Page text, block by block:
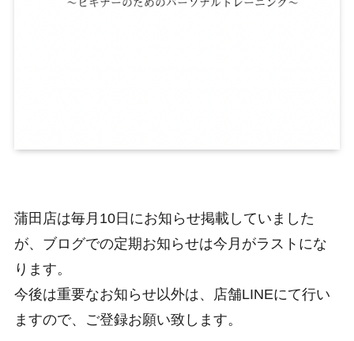
蒲田店は毎月10日にお知らせ掲載していました
が、ブログでの定期お知らせは今月がラストにな
ります。
今後は重要なお知らせ以外は、店舗LINEにて行い
ますので、ご登録お願い致します。